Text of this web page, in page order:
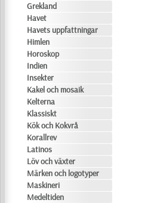
Grekland
Havet
Havets uppfattningar
Himlen
Horoskop
Indien
Insekter
Kakel och mosaik
Kelterna
Klassiskt
Kök och Kokvrå
Korallrev
Latinos
Löv och växter
Märken och logotyper
Maskineri
Medeltiden